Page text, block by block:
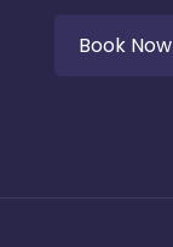
Book Now